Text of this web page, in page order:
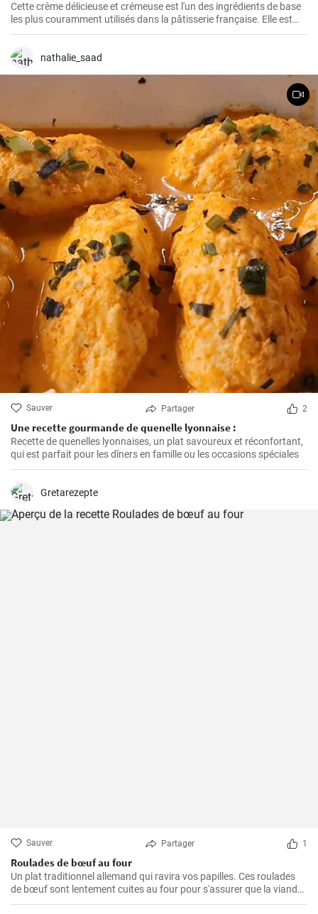
Cette crème délicieuse et crémeuse est l'un des ingrédients de base
les plus couramment utilisés dans la pâtisserie française. Elle est
utilisée dans une grande variété de desserts tels que les éclairs, les
nathalie_saad
Sauver Partager 2
Une recette gourmande de quenelle lyonnaise :
Recette de quenelles lyonnaises, un plat savoureux et réconfortant,
qui est parfait pour les dîners en famille ou les occasions spéciales
Gretarezepte
Sauver Partager 1
Roulades de bœuf au four
Un plat traditionnel allemand qui ravira vos papilles. Ces roulades
de bœuf sont lentement cuites au four pour s'assurer que la viande
est tendre et juteuse, alors que la garniture est imprégnée des